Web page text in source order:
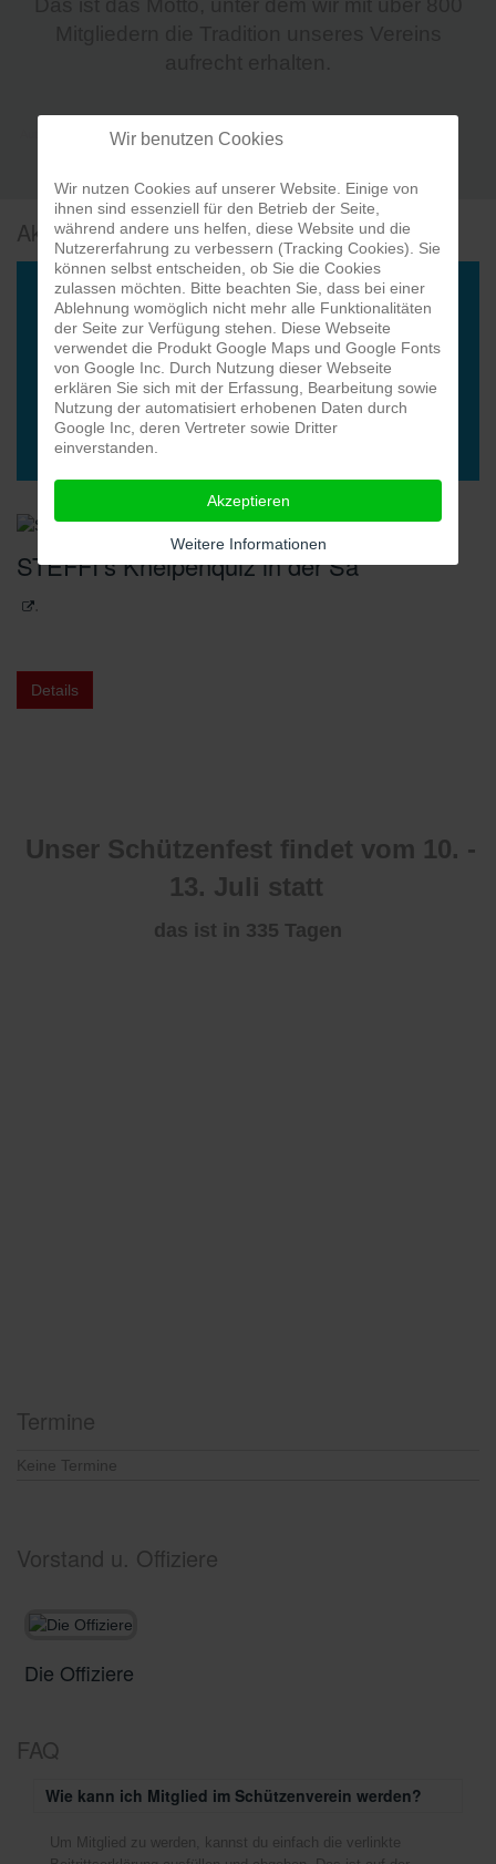
Aktuelles vom Verein
FRONTM3N – NOW AND TH3N – TOUR
STEFFI’s Kneipenquiz in der Sa
Der WhatsApp-Newsletter zieht
Komische Zeiten von Guido Cant
STEFFI’s Kneipenquiz in der Sa
.
Details
Unser Schützenfest findet vom 10. -
13. Juli statt
das ist in 335 Tagen
Termine
Keine Termine
Vorstand u. Offiziere
Die Offiziere
FAQ
Wie kann ich Mitglied im Schützenverein werden?
Um Mitglied zu werden, kannst du einfach die verlinkte
Wir benutzen Cookies
Wir nutzen Cookies auf unserer Website. Einige von
ihnen sind essenziell für den Betrieb der Seite,
während andere uns helfen, diese Website und die
Nutzererfahrung zu verbessern (Tracking Cookies). Sie
können selbst entscheiden, ob Sie die Cookies
zulassen möchten. Bitte beachten Sie, dass bei einer
Ablehnung womöglich nicht mehr alle Funktionalitäten
der Seite zur Verfügung stehen. Diese Webseite
verwendet die Produkt Google Maps und Google Fonts
von Google Inc. Durch Nutzung dieser Webseite
erklären Sie sich mit der Erfassung, Bearbeitung sowie
Nutzung der automatisiert erhobenen Daten durch
Google Inc, deren Vertreter sowie Dritter
einverstanden.
Akzeptieren
Weitere Informationen